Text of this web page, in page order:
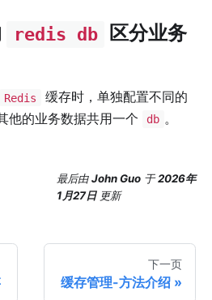
redis db
区分业务
Redis 缓存时，单独配置不同的
他的业务数据共用一个 db 。
最后由John Guo 于2026年
1月27日 更新
下一页
缓存管理-方法介绍